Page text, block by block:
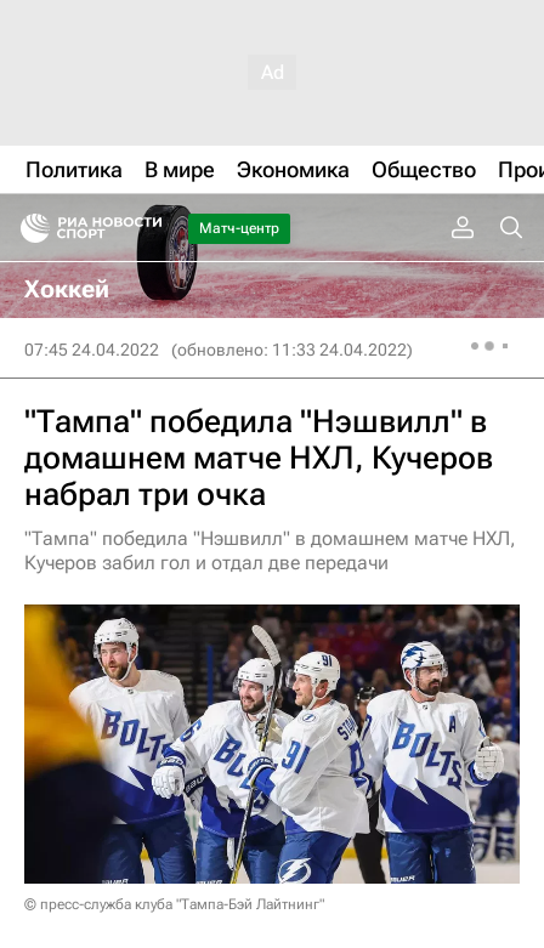
Политика В мире Экономика Общество
Матч-центр
Хоккей
07:45 24.04.2022 (обновлено: 11:33 24.04.2022)
"Тампа" победила "Нэшвилл" в
домашнем матче НХЛ, Кучеров
набрал три очка
"Тампа" победила "Нэшвилл" в домашнем матче НХЛ,
Кучеров забил гол и отдал две передачи
© пресс-служба клуба "Тампа-Бэй Лайтнинг"